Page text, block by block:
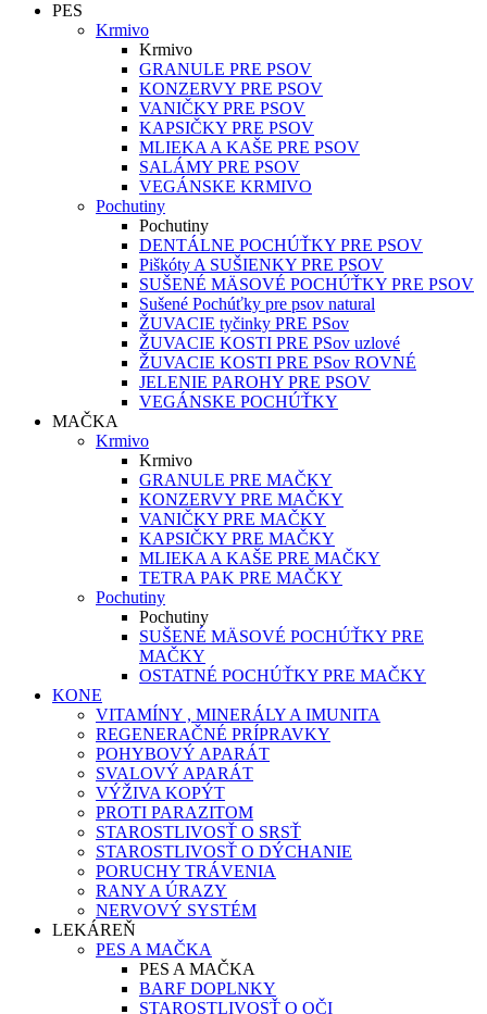
PES
Krmivo
Krmivo
GRANULE PRE PSOV
KONZERVY PRE PSOV
VANIČKY PRE PSOV
KAPSIČKY PRE PSOV
MLIEKA A KAŠE PRE PSOV
SALÁMY PRE PSOV
VEGÁNSKE KRMIVO
Pochutiny
Pochutiny
DENTÁLNE POCHÚŤKY PRE PSOV
Piškóty A SUŠIENKY PRE PSOV
SUŠENÉ MÄSOVÉ POCHÚŤKY PRE PSOV
Sušené Pochúťky pre psov natural
ŽUVACIE tyčinky PRE PSov
ŽUVACIE KOSTI PRE PSov uzlové
ŽUVACIE KOSTI PRE PSov ROVNÉ
JELENIE PAROHY PRE PSOV
VEGÁNSKE POCHÚŤKY
MAČKA
Krmivo
Krmivo
GRANULE PRE MAČKY
KONZERVY PRE MAČKY
VANIČKY PRE MAČKY
KAPSIČKY PRE MAČKY
MLIEKA A KAŠE PRE MAČKY
TETRA PAK PRE MAČKY
Pochutiny
Pochutiny
SUŠENÉ MÄSOVÉ POCHÚŤKY PRE
MAČKY
OSTATNÉ POCHÚŤKY PRE MAČKY
KONE
VITAMÍNY , MINERÁLY A IMUNITA
REGENERAČNÉ PRÍPRAVKY
POHYBOVÝ APARÁT
SVALOVÝ APARÁT
VÝŽIVA KOPÝT
PROTI PARAZITOM
STAROSTLIVOSŤ O SRSŤ
STAROSTLIVOSŤ O DÝCHANIE
PORUCHY TRÁVENIA
RANY A ÚRAZY
NERVOVÝ SYSTÉM
LEKÁREŇ
PES A MAČKA
PES A MAČKA
BARF DOPLNKY
STAROSTLIVOSŤ O OČI